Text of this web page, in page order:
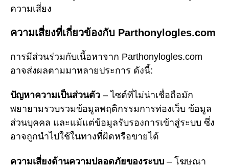
ความเสี่ยง
ความเสี่ยงที่เกี่ยวข้องกับ Parthonylogles.com
การมีส่วนร่วมกับเนื้อหาจาก Parthonylogles.com
อาจส่งผลตามมาหลายประการ ดังนี้:
ปัญหาความเป็นส่วนตัว – ไซต์ที่ไม่น่าเชื่อถือมัก
พยายามรวบรวมข้อมูลพฤติกรรมการท่องเว็บ ข้อมูล
ส่วนบุคคล และแม้แต่ข้อมูลรับรองการเข้าสู่ระบบ ซึ่ง
อาจถูกนำไปใช้ในทางที่ผิดหรือขายได้
ความเสี่ยงด้านความปลอดภัยของระบบ – โฆษณา